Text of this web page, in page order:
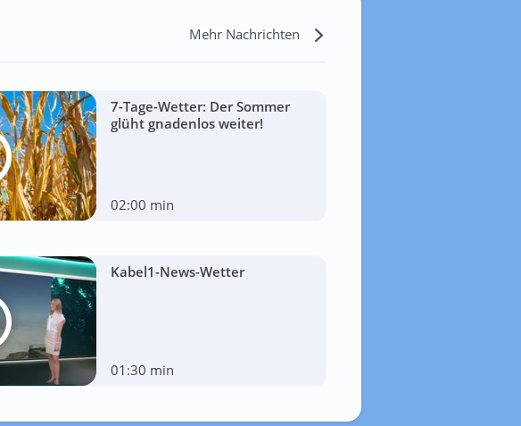
Mehr Nachrichten
7-Tage-Wetter: Der Sommer
glüht gnadenlos weiter!
02:00 min
Kabel1-News-Wetter
01:30 min